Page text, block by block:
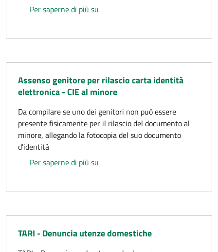
Per saperne di più su
Assenso genitore per rilascio carta identità
elettronica - CIE al minore
Da compilare se uno dei genitori non può essere
presente fisicamente per il rilascio del documento al
minore, allegando la fotocopia del suo documento
d'identità
Per saperne di più su
TARI - Denuncia utenze domestiche